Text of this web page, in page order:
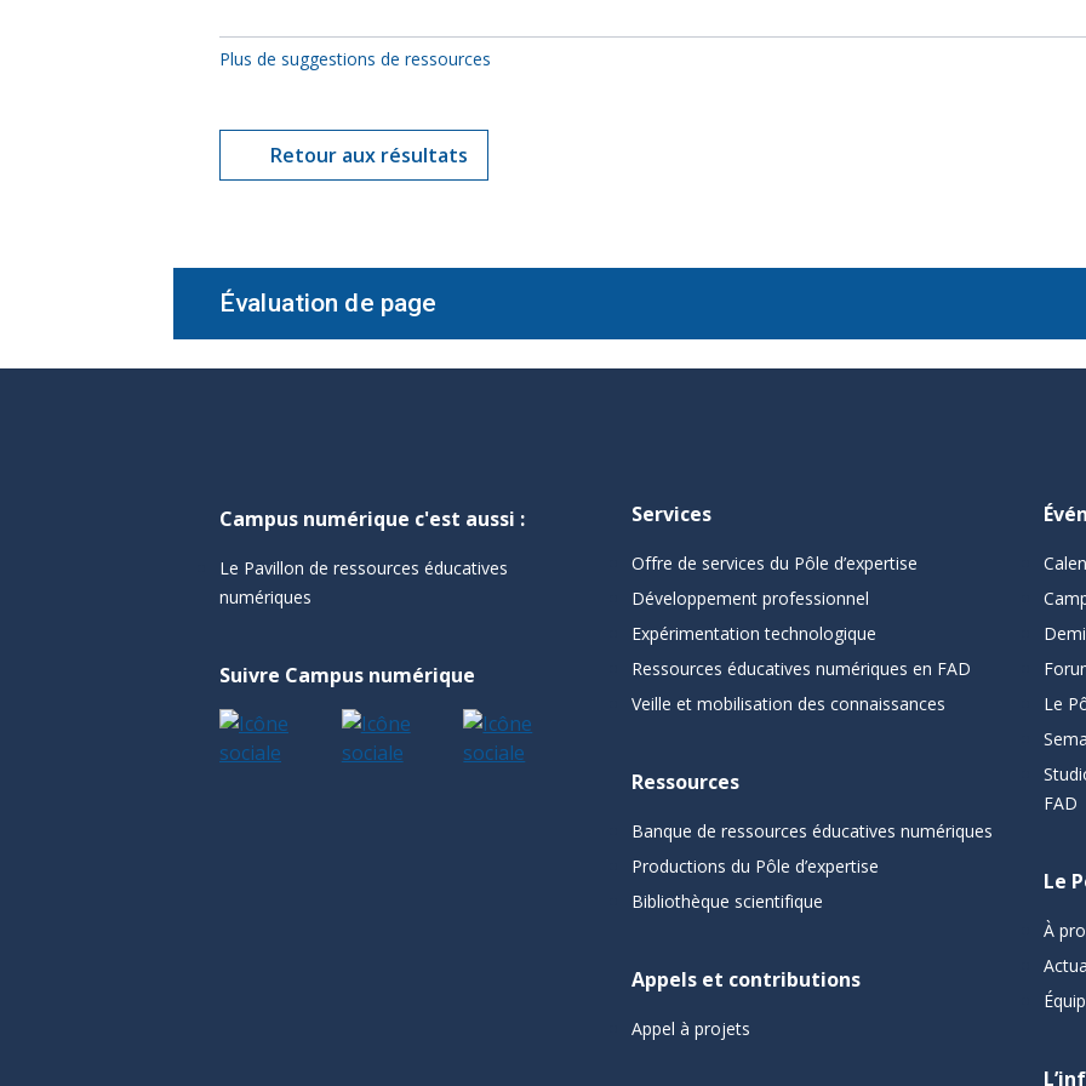
Plus de suggestions de ressources
Retour aux résultats
Évaluation de page
Campus numérique c'est aussi :
Le Pavillon de ressources éducatives
numériques
Suivre Campus numérique
Services
Offre de services du Pôle d’expertise
Développement professionnel
Expérimentation technologique
Ressources éducatives numériques en FAD
Veille et mobilisation des connaissances
Ressources
Banque de ressources éducatives numériques
Productions du Pôle d’expertise
Bibliothèque scientifique
Appels et contributions
Appel à projets
Le
FAD
Le
À